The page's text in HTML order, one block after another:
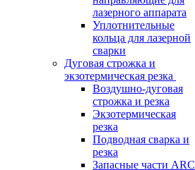
лазерного аппарата
Уплотнительные
кольца для лазерной
сварки
Дуговая строжка и
экзотермическая резка
Воздушно-дуговая
строжка и резка
Экзотермическая
резка
Подводная сварка и
резка
Запасные части ARC